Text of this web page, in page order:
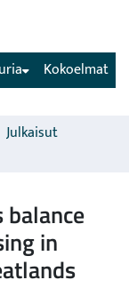
Kokoelmat
Julkaisut
balance
in